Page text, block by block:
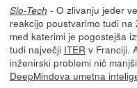
Slo-Tech - O zlivanju jeder
reakcijo poustvarimo tudi
med katerimi je pogostejša
tudi največji ITER v Franciji.
inženirski problemi nič
DeepMindova umetna